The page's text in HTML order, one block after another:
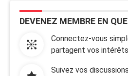
DEVENEZ MEMBRE EN
Connectez-vous
partagent vos intérêts
Suivez vos